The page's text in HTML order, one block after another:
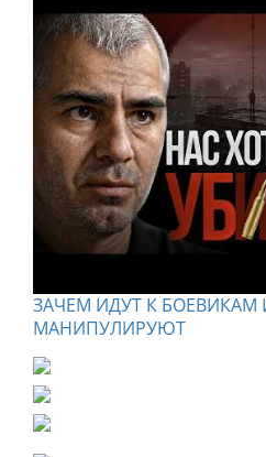
ЗАЧЕМ ИДУТ К БОЕВИКАМ
МАНИПУЛИРУЮТ